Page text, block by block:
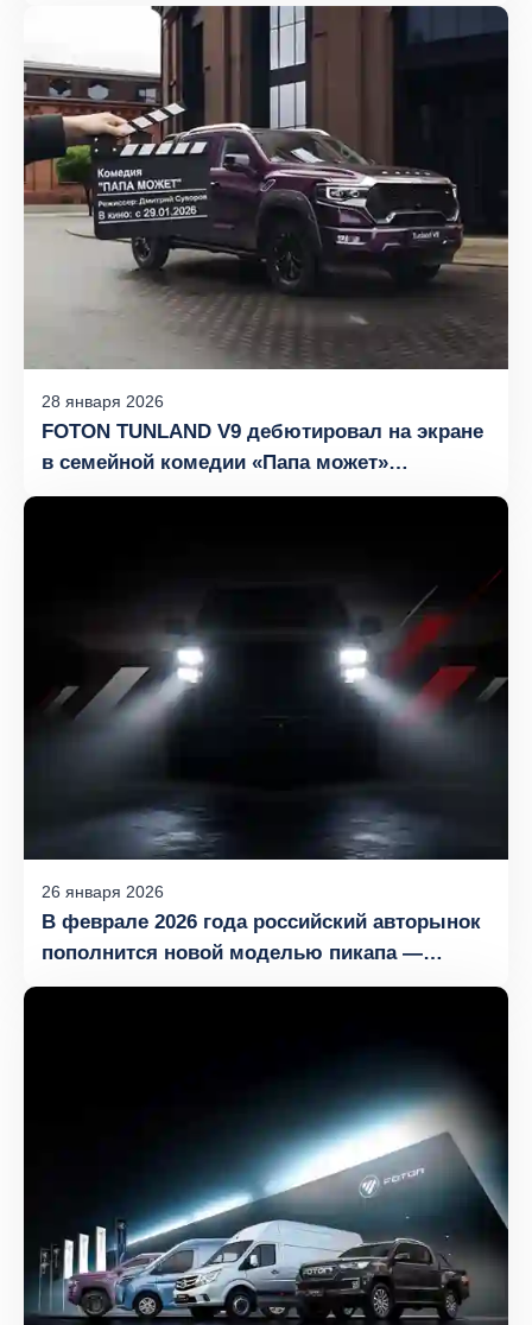
28 января 2026
FOTON TUNLAND V9 дебютировал на экране
в семейной комедии «Папа может»
с Александром Реввой в главной роли
26 января 2026
В феврале 2026 года российский авторынок
пополнится новой моделью пикапа —
FOTON TUNLAND G9